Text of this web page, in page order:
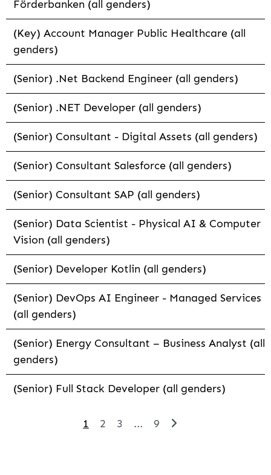
Förderbanken (all genders)
(Key) Account Manager Public Healthcare (all
genders)
(Senior) .Net Backend Engineer (all genders)
(Senior) .NET Developer (all genders)
(Senior) Consultant - Digital Assets (all genders)
(Senior) Consultant Salesforce (all genders)
(Senior) Consultant SAP (all genders)
(Senior) Data Scientist - Physical AI & Computer
Vision (all genders)
(Senior) Developer Kotlin (all genders)
(Senior) DevOps AI Engineer - Managed Services
(all genders)
(Senior) Energy Consultant – Business Analyst (all
genders)
(Senior) Full Stack Developer (all genders)
1 2 3 ... 9